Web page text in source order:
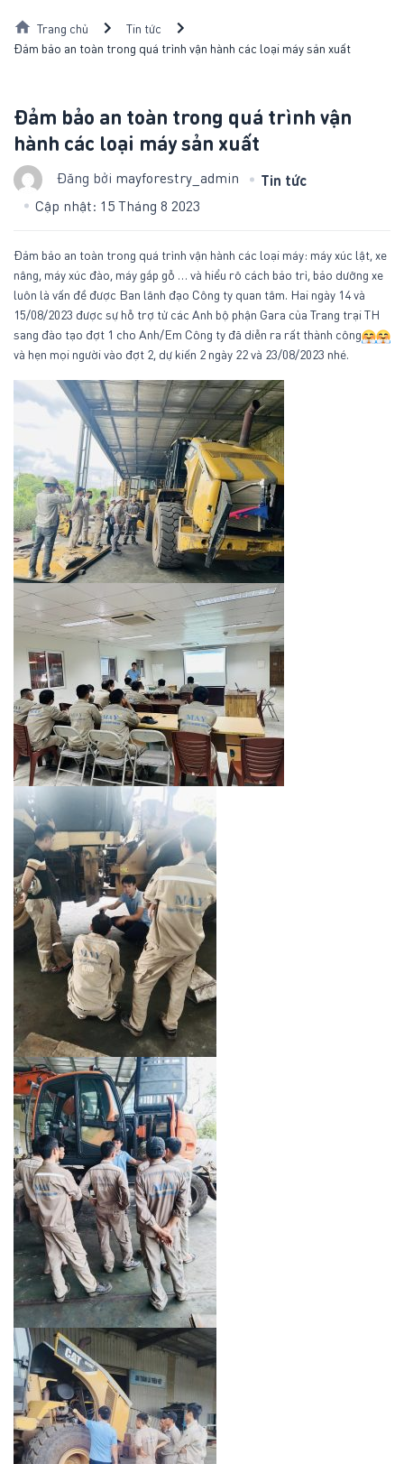
content
Trang chủ
Tin tức
Đảm bảo an toàn trong quá trình vận hành các loại máy sản xuất
Đảm bảo an toàn trong quá trình vận
hành các loại máy sản xuất
Đăng bởi mayforestry_admin Tin tức
Cập nhật: 15 Tháng 8 2023
Đảm bảo an toàn trong quá trình vận hành các loại máy: máy xúc lật, xe
nâng, máy xúc đào, máy gắp gỗ … và hiểu rõ cách bảo trì, bảo dưỡng xe
luôn là vấn đề được Ban lãnh đạo Công ty quan tâm. Hai ngày 14 và
15/08/2023 được sự hỗ trợ từ các Anh bộ phận Gara của Trang trại TH
sang đào tạo đợt 1 cho Anh/Em Công ty đã diễn ra rất thành công
và hẹn mọi người vào đợt 2, dự kiến 2 ngày 22 và 23/08/2023 nhé.